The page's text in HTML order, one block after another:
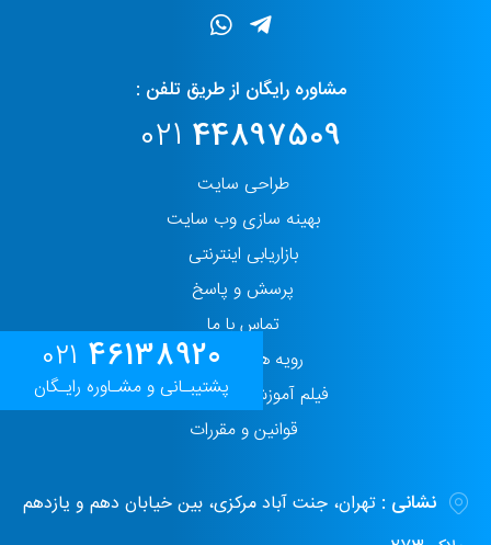
021 46138920
پشتیبـانی و مشـاوره رایـگان
مشاوره رایگان از طریق تلفن :
021 44897509
طراحی سایت
بهینه سازی وب سایت
بازاریابی اینترنتی
پرسش و پاسخ
تماس با ما
رویه های حفاظت
فیلم آموزش پنل مدیریت
قوانین و مقررات
نشانی : تهران، جنت آباد مرکزی، بین خیابان دهم و یازدهم